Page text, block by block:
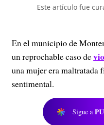
Este artículo fue
En el municipio de
un reprochable caso de
una mujer era maltratada
sentimental.
Sigue a